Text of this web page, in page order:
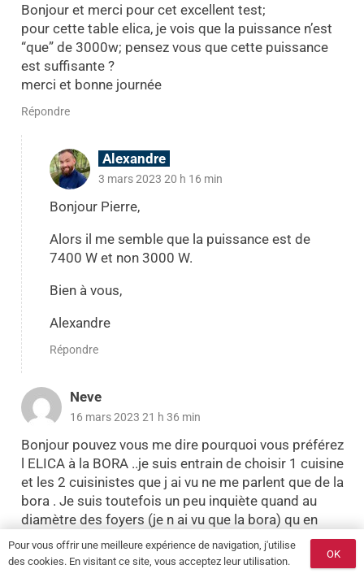
Bonjour et merci pour cet excellent test;
pour cette table elica, je vois que la puissance n’est
“que” de 3000w; pensez vous que cette puissance
est suffisante ?
merci et bonne journée
Répondre
Alexandre
3 mars 2023 20 h 16 min
Bonjour Pierre,
Alors il me semble que la puissance est de
7400 W et non 3000 W.
Bien à vous,
Alexandre
Répondre
Neve
16 mars 2023 21 h 36 min
Bonjour pouvez vous me dire pourquoi vous préférez
l ELICA à la BORA ..je suis entrain de choisir 1 cuisine
et les 2 cuisinistes que j ai vu ne me parlent que de la
bora . Je suis toutefois un peu inquiète quand au
diamètre des foyers (je n ai vu que la bora) qu en
pensez vous ..merci
Répondre
Pour vous offrir une meilleure expérience de navigation, j'utilise
des cookies. En visitant ce site, vous acceptez leur utilisation.
OK